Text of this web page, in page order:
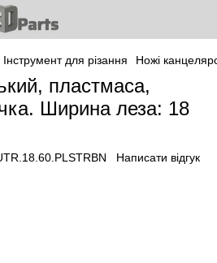
Інструмент для різання Ножі
пластмаса,
Ширина леза: 18
Написати відгук